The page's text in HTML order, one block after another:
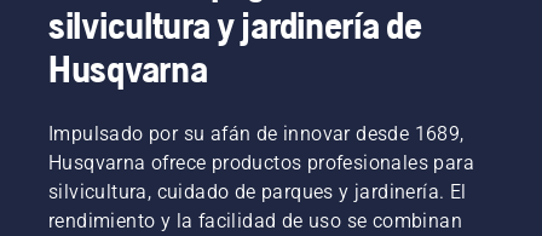
nylon de
una
recortadora
césped
Husqvarna.
profesional
después
temporada.​
cuchillas
robot
para
el
rendimiento
habitual.
silvicultura y jardinería de
Husqvarna
Impulsado por su afán de innovar desde 1689,
Husqvarna ofrece productos profesionales para
silvicultura, cuidado de parques y jardinería. El
rendimiento y la facilidad de uso se combinan